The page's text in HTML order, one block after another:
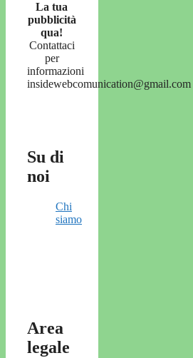
La tua
pubblicità
qua!
Contattaci
per
informazioni
insidewebcomunication@gmail.com
Su di
noi
Chi
siamo
Area
legale